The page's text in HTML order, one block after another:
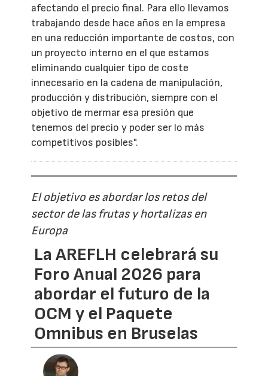
afectando el precio final. Para ello llevamos
trabajando desde hace años en la empresa
en una reducción importante de costos, con
un proyecto interno en el que estamos
eliminando cualquier tipo de coste
innecesario en la cadena de manipulación,
producción y distribución, siempre con el
objetivo de mermar esa presión que
tenemos del precio y poder ser lo más
competitivos posibles".
El objetivo es abordar los retos del
sector de las frutas y hortalizas en
Europa
La AREFLH celebrará su
Foro Anual 2026 para
abordar el futuro de la
OCM y el Paquete
Omnibus en Bruselas